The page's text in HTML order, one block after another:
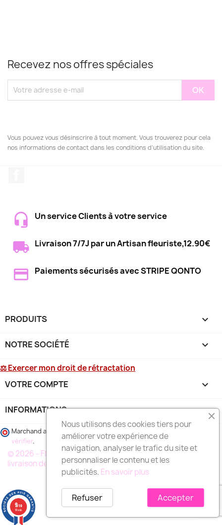
Recevez nos offres spéciales
Vous pouvez vous désinscrire à tout moment. Vous trouverez pour cela
nos informations de contact dans les conditions d'utilisation du site.
Un service Clients à votre service
Livraison 7/7J par un Artisan fleuriste,12.90€
Paiements sécurisés avec STRIPE QONTO
PRODUITS 
NOTRE SOCIÉTÉ 
⚖ Exercer mon droit de rétractation
VOTRE COMPTE 
INFORMATIONS keyboard_arrow_down
Marchand approuvé par la Société des Avis Garantis,
cliquez ici pour
vérifier.
© 2026 - FLEURS DEUIL MARSEILLE, votre spécialiste de la
livraison de fleurs à MARSEILLE et région
Nous utilisons des cookies tiers pour
améliorer votre expérience de
navigation, analyser le trafic du site et
personnaliser le contenu et les
publicités. En savoir plus
Accepter
Refuser
9/10
18 avis